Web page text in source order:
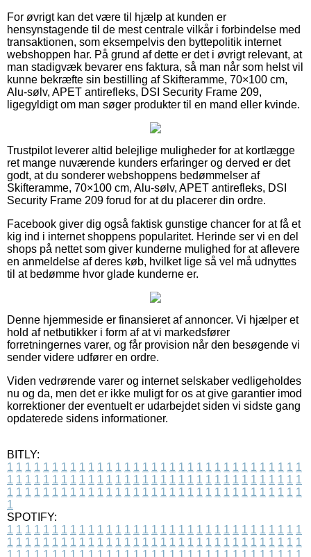
For øvrigt kan det være til hjælp at kunden er
hensynstagende til de mest centrale vilkår i forbindelse med
transaktionen, som eksempelvis den byttepolitik internet
webshoppen har. På grund af dette er det i øvrigt relevant, at
man stadigvæk bevarer ens faktura, så man når som helst vil
kunne bekræfte sin bestilling af Skifteramme, 70×100 cm,
Alu-sølv, APET antirefleks, DSI Security Frame 209,
ligegyldigt om man søger produkter til en mand eller kvinde.
Trustpilot leverer altid belejlige muligheder for at kortlægge
ret mange nuværende kunders erfaringer og derved er det
godt, at du sonderer webshoppens bedømmelser af
Skifteramme, 70×100 cm, Alu-sølv, APET antirefleks, DSI
Security Frame 209 forud for at du placerer din ordre.
Facebook giver dig også faktisk gunstige chancer for at få et
kig ind i internet shoppens popularitet. Herinde ser vi en del
shops på nettet som giver kunderne mulighed for at aflevere
en anmeldelse af deres køb, hvilket lige så vel må udnyttes
til at bedømme hvor glade kunderne er.
Denne hjemmeside er finansieret af annoncer. Vi hjælper et
hold af netbutikker i form af at vi markedsfører
forretningernes varer, og får provision når den besøgende vi
sender videre udfører en ordre.
Viden vedrørende varer og internet selskaber vedligeholdes
nu og da, men det er ikke muligt for os at give garantier imod
korrektioner der eventuelt er udarbejdet siden vi sidste gang
opdaterede sidens informationer.
BITLY:
1 1 1 1 1 1 1 1 1 1 1 1 1 1 1 1 1 1 1 1 1 1 1 1 1 1 1 1 1 1 1 1 1
1 1 1 1 1 1 1 1 1 1 1 1 1 1 1 1 1 1 1 1 1 1 1 1 1 1 1 1 1 1 1 1 1
1 1 1 1 1 1 1 1 1 1 1 1 1 1 1 1 1 1 1 1 1 1 1 1 1 1 1 1 1 1 1 1 1
1
SPOTIFY:
1 1 1 1 1 1 1 1 1 1 1 1 1 1 1 1 1 1 1 1 1 1 1 1 1 1 1 1 1 1 1 1 1
1 1 1 1 1 1 1 1 1 1 1 1 1 1 1 1 1 1 1 1 1 1 1 1 1 1 1 1 1 1 1 1 1
1 1 1 1 1 1 1 1 1 1 1 1 1 1 1 1 1 1 1 1 1 1 1 1 1 1 1 1 1 1 1 1 1